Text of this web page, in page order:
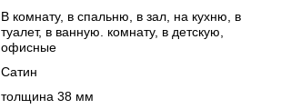
В комнату, в спальню, в зал, на кухню, в
туалет, в ванную. комнату, в детскую,
офисные
Сатин
толщина 38 мм